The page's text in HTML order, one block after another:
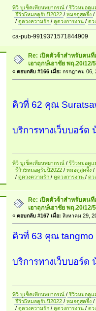
พี่วิ บูเช็คเทียนพยากรณ์/ รีวิวหมอดู
รีวิว5หมอดูรับปี2022/หมอดูสุดจึ้ง/
/ดูดวงความรัก/ดูดวงการงาน/ดว
ca-pub-9919371571844909
Re: เปิดตัวจ้าสำหรับคนที่
เอาฤกษ์เอาชัย พฤ.20/12/
«ตอบกลับ #166 เมื่อ: กรกฎาคม 06,
คิวที่ 62 คุณ
บริการทางเว็บบอร์ด
พี่วิ บูเช็คเทียนพยากรณ์/ รีวิวหมอดู
รีวิว5หมอดูรับปี2022/หมอดูสุดจึ้ง/
/ดูดวงความรัก/ดูดวงการงาน/ดว
Re: เปิดตัวจ้าสำหรับคนที่
เอาฤกษ์เอาชัย พฤ.20/12/
«ตอบกลับ #167 เมื่อ: สิงหาคม 29,
คิวที่ 63 คุณ tangmo
บริการทางเว็บบอร์ด
พี่วิ บูเช็คเทียนพยากรณ์/ รีวิวหมอดู
รีวิว5หมอดูรับปี2022/หมอดูสุดจึ้ง/
/ดูดวงความรัก/ดูดวงการงาน/ดว